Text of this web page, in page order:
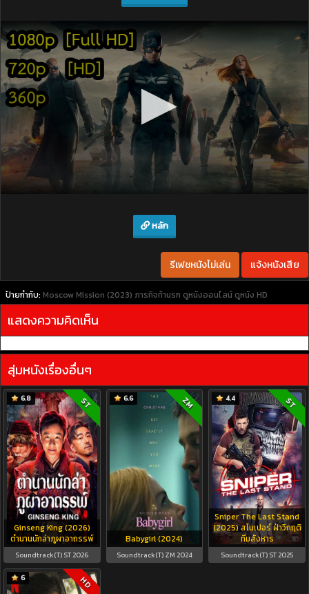
หลัก
รีเฟชหนังไม่เล่น แจ้งหนังเสีย
ป้ายกำกับ: Moscow Mission (2023) ภารกิจท้านรก ดูหนังออนไลน์ ดูหนัง HD
แสดงความคิดเห็น
สุ่มหนังเรื่องอื่นๆ
Ginseng King (2026)
ตำนานนักล่าภูผาอาถรรพ์
6.8 ST
Soundtrack(T) ST 2026
Babygirl (2024)
6.6 ZM
Soundtrack(T) ZM 2024
Sniper The Last Stand
(2025) สไนเปอร์ ฝ่าวิกฤติ
ทีมสังหาร
4.4 ST
Soundtrack(T) ST 2025
6 HD